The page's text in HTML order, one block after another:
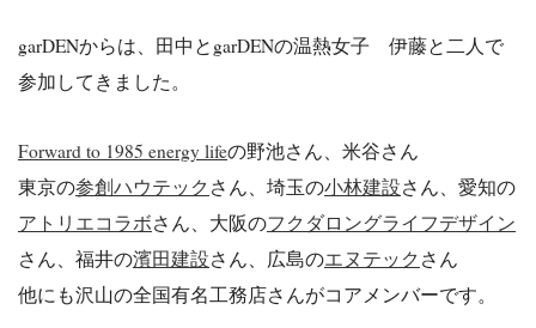
garDENからは、田中とgarDENの温熱女子 伊藤と二人で
参加してきました。
Forward to 1985 energy lifeの野池さん、米谷さん
東京の参創ハウテック さん、埼玉の小林建設さん、愛知の
アトリエコラボさん、大阪のフクダロングライフデザイン
さん、福井の濱田建設さん、広島のエヌテック さん
他にも沢山の全国有名工務店さんがコアメンバーです。